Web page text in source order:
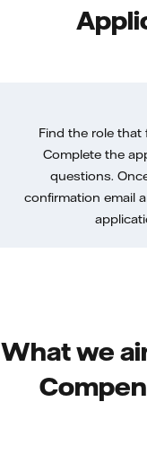
Find the role that
Complete the
questions.
confirmation email
What we